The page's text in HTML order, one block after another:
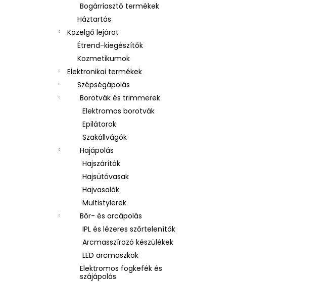
Bogárriasztó termékek
Háztartás
Közelgő lejárat
Étrend-kiegészítők
Kozmetikumok
Elektronikai termékek
Szépségápolás
Borotvák és trimmerek
Elektromos borotvák
Epilátorok
Szakállvágók
Hajápolás
Hajszárítók
Hajsütővasak
Hajvasalók
Multistylerek
Bőr- és arcápolás
IPL és lézeres szőrtelenítők
Arcmasszírozó készülékek
LED arcmaszkok
Elektromos fogkefék és
szájápolás